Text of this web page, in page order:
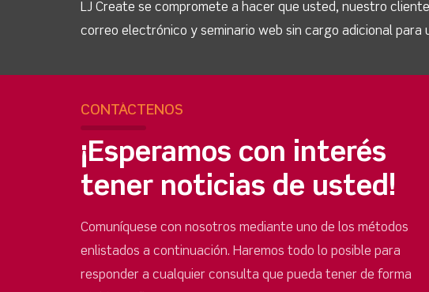
LJ Create se compromete a hacer que usted, nuestro
correo electrónico y seminario web sin cargo adicional
CONTÁCTENOS
¡Esperamos con interés
tener noticias de usted!
Comuníquese con nosotros mediante uno de los métodos
enlistados a continuación. Haremos todo lo posible para
responder a cualquier consulta que pueda tener de forma